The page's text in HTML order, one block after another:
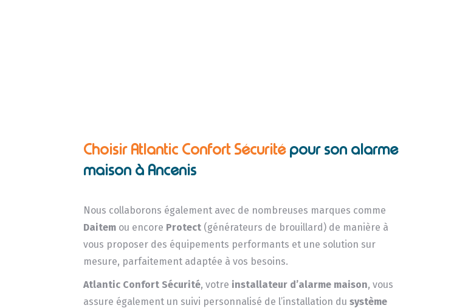
Choisir Atlantic Confort Sécurité pour son alarme
maison à Ancenis
Nous collaborons également avec de nombreuses marques comme
Daitem ou encore Protect (générateurs de brouillard) de manière à
vous proposer des équipements performants et une solution sur
mesure, parfaitement adaptée à vos besoins.
Atlantic Confort Sécurité, votre installateur d’alarme maison, vous
assure également un suivi personnalisé de l’installation dusystème